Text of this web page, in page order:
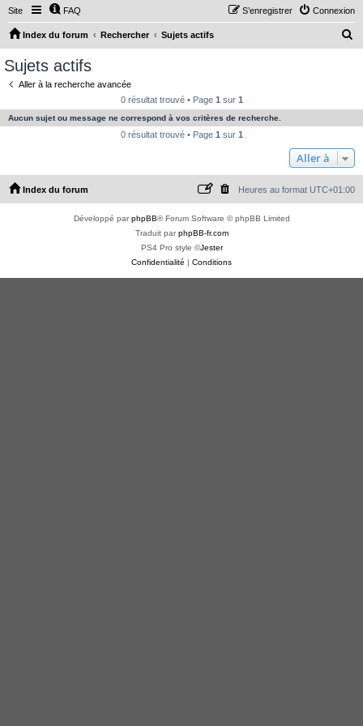
Site FAQ Connexion
S’enregistrer
Index du forum Rechercher Sujets actifs
e
c
e
Sujets actifs
Aller à la recherche avancée
0 résultat trouvé • Page 1 sur 1
Aucun sujet ou message ne correspond à vos critères de recherche.
0 résultat trouvé • Page 1 sur 1
Aller à
Index du forum Heures au format UTC+01:00
Développé parphpBB® Forum Software © phpBB Limited
Traduit parphpBB-fr.com
PS4 Pro style ©Jester
Confidentialité | Conditions